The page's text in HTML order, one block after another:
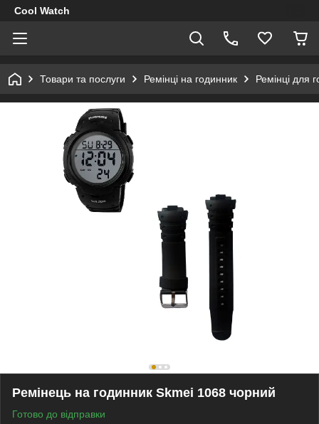
Cool Watch
Товари та послуги Ремінці на годинник Ремінці для
Ремінець на годинник Skmei 1068 чорний
Готово до відправки